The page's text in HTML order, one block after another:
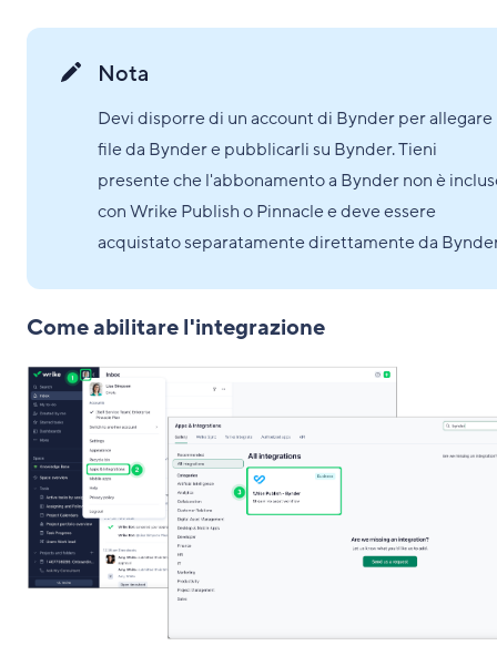
Nota
Devi disporre di un account di Bynder per allegare
file da Bynder e pubblicarli su Bynder. Tieni
presente che l'abbonamento a Bynder non è
con Wrike Publish o Pinnacle e deve essere
acquistato separatamente direttamente da
Come abilitare l'integrazione